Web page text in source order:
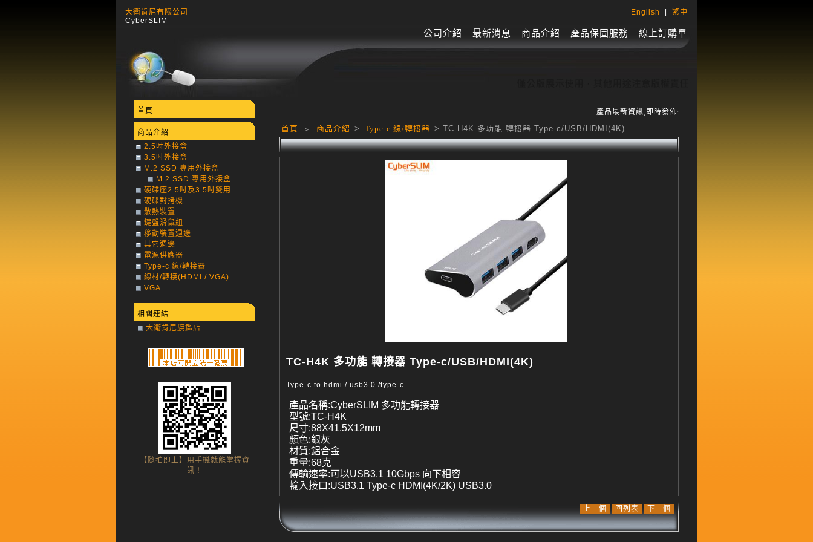
大衛肯尼有限公司
CyberSLIM
English 繁中
公司介紹 最新消息 商品介紹 產品保固服務 線上訂購單
產品最新資訊,即時發佈~~~ ! ~~~
首頁 ﹥ 商品介紹 > Type-c 線/轉接器 > TC-H4K 多功能 轉接器 Type-c/USB/HDMI(4K)
TC-H4K 多功能 轉接器 Type-c/USB/HDMI(4K)
Type-c to hdmi / usb3.0 /type-c
產品名稱:CyberSLIM 多功能轉接器
型號:TC-H4K
尺寸:88X41.5X12mm
顏色:銀灰
材質:鋁合金
重量:68克
傳輸速率:可以USB3.1 10Gbps 向下相容
輸入接口:USB3.1 Type-c HDMI(4K/2K) USB3.0
上一個 回列表 下一個
首頁
商品介紹
2.5吋外接盒
3.5吋外接盒
M.2 SSD 專用外接盒
M.2 SSD 專用外接盒
硬碟座2.5吋及3.5吋雙用
硬碟對拷機
散熱裝置
鍵盤滑鼠組
移動裝置週邊
其它週邊
電源供應器
Type-c 線/轉接器
線材/轉接(HDMI / VGA)
VGA
相關連結
大衛肯尼旗鑑店
【隨拍即上】用手機就能掌握資
訊！